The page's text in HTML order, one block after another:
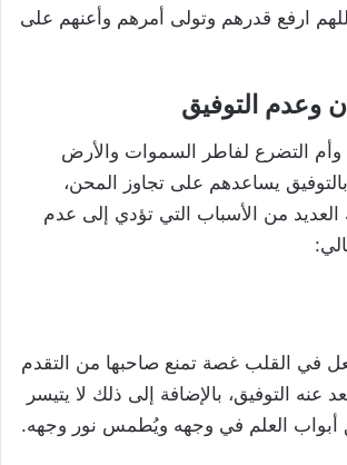
ارفع قدرهم وتولى أمرهم وأعنهم على
وعدم التوفيق
التضرع لفاطر السموات والأرض
بالتوفيق يساعدهم على تجاوز المحن،
من الأسباب التي تؤدي إلى عدم
في القلب غصة تمنع صاحبها من التقدم
عنه التوفيق، بالإضافة إلى ذلك لا يتيسر
أبواب العلم في وجهه ويُطمس نور وجهه.